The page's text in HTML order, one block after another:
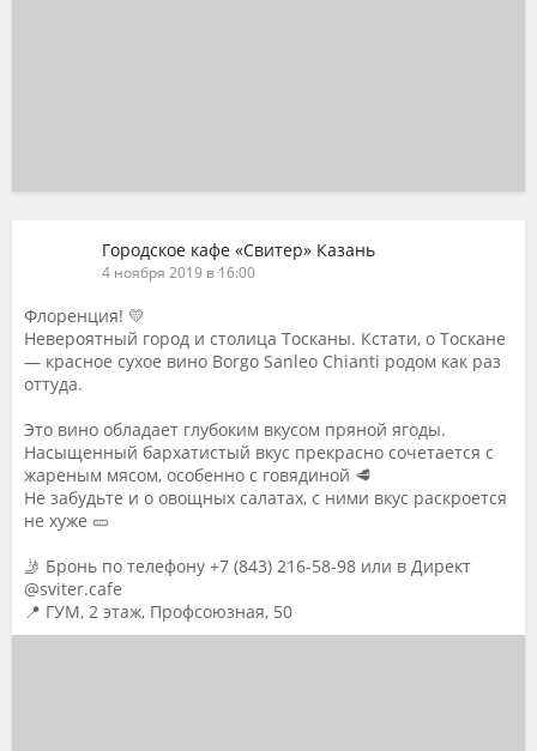
Городское кафе «Свитер» Казань
4 ноября 2019 в 16:00
Флоренция! 💛
Невероятный город и столица Тосканы. Кстати, о Тоскане
— красное сухое вино Borgo Sanleo Chianti родом как раз
оттуда.
Это вино обладает глубоким вкусом пряной ягоды.
Насыщенный бархатистый вкус прекрасно сочетается с
жареным мясом, особенно с говядиной 🥩
Не забудьте и о овощных салатах, с ними вкус раскроется
не хуже 🥒
🤳 Бронь по телефону +7 (843) 216-58-98 или в Директ
@sviter.cafe
📍 ГУМ, 2 этаж, Профсоюзная, 50